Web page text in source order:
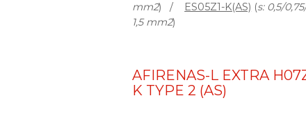
mm2) / ES05Z1-K(AS) (s: 0,5/
1,5 mm2)
AFIRENAS-L EXTRA
K TYPE 2 (AS)